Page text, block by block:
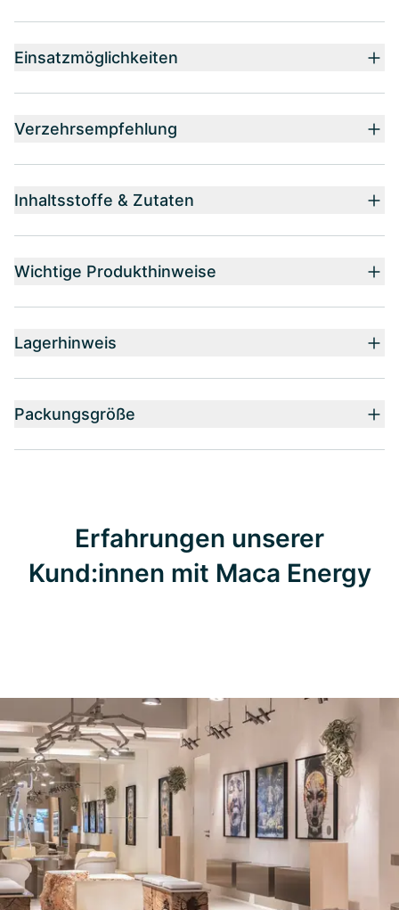
Einsatzmöglichkeiten
Verzehrsempfehlung
Inhaltsstoffe & Zutaten
Wichtige Produkthinweise
Lagerhinweis
Packungsgröße
Erfahrungen unserer
Kund:innen mit Maca Energy